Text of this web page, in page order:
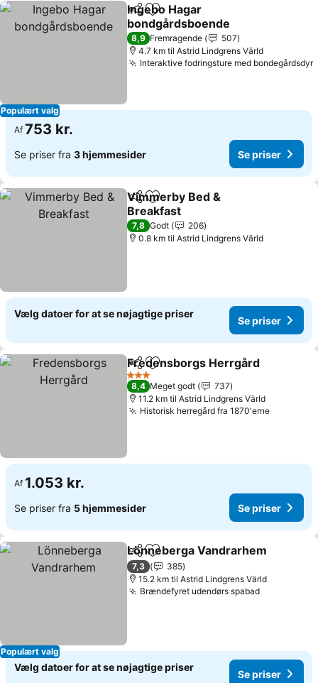
Populært valg
Del Føj til favoritter
Ingebo Hagar
bondgårdsboende
Se priser
8,9 Fremragende
507
4.7 km til Astrid Lindgrens Värld
Interaktive fodringsture med bondegårdsdyr
Af 753 kr.
Se priser fra 3 hjemmesider Se priser
Del Føj til favoritter
Vimmerby Bed &
Breakfast
Se priser
7,8 Godt
206
0.8 km til Astrid Lindgrens Värld
Vælg datoer for at se nøjagtige priser
Se priser
Del Føj til favoritter
Fredensborgs Herrgård
3 Stjerner
8,4 Meget godt
737
11.2 km til Astrid Lindgrens Värld
Historisk herregård fra 1870'erneSe priser
Af 1.053 kr.
Se priser fra 5 hjemmesider Se priser
Populært valg
Del Føj til favoritter
Lönneberga Vandrarhem
7,3
385
15.2 km til Astrid Lindgrens Värld
Brændefyret udendørs spabadSe priser
Vælg datoer for at se nøjagtige priser
Se priser